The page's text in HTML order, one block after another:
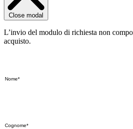
Close modal
L’invio del modulo di richiesta non
acquisto.